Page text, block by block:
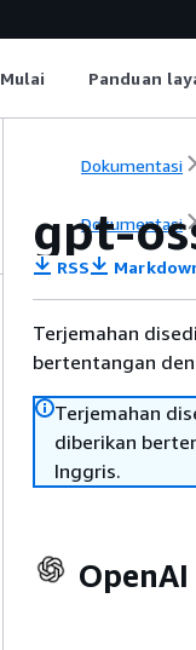
Mulai Panduan
Dokumentasi
Dokumentasi
gpt-
RSS
Terjemahan
bertentangan
Terjemahan
diberikan
Inggris.